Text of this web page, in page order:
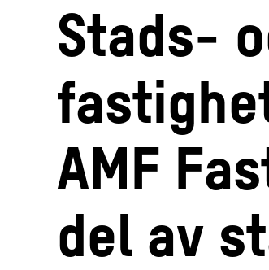
Stads-
AMF
del av